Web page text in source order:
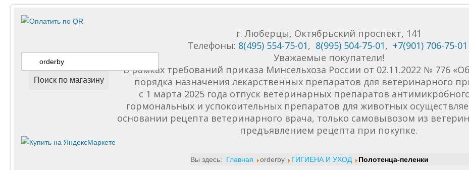
Поиск по магазину
г. Люберцы, Октябрьский проспект, 141
Телефоны: 8(495) 554-75-01, 8(995) 504-75-01, +7(901) 706-75-01
Уважаемые покупатели!
В рамках требований приказа Минсельхоза России от 02.11.2022 № 776
порядка назначения лекарственных препаратов для ветеринарного
с 1 марта 2025 года отпуск ветеринарных препаратов
гормональных и успокоительных препаратов для животных
основании рецепта ветеринарного врача, только самовывозом из
предъявлением рецепта при покупке.
Вы здесь: Главная orderby ГИГИЕНА И УХОД Полотенца-пеленки